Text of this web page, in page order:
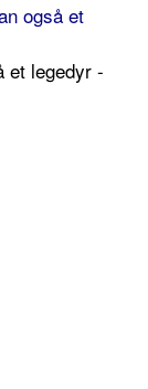
også et
et legedyr -